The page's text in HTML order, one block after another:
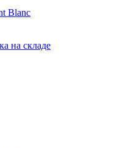
Blanc
на складе